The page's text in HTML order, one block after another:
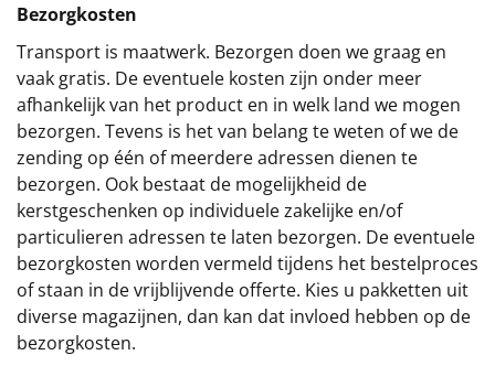
Bezorgkosten
Transport is maatwerk. Bezorgen doen we graag en
vaak gratis. De eventuele kosten zijn onder meer
afhankelijk van het product en in welk land we mogen
bezorgen. Tevens is het van belang te weten of we de
zending op één of meerdere adressen dienen te
bezorgen. Ook bestaat de mogelijkheid de
kerstgeschenken op individuele zakelijke en/of
particulieren adressen te laten bezorgen. De eventuele
bezorgkosten worden vermeld tijdens het bestelproces
of staan in de vrijblijvende offerte. Kies u pakketten uit
diverse magazijnen, dan kan dat invloed hebben op de
bezorgkosten.